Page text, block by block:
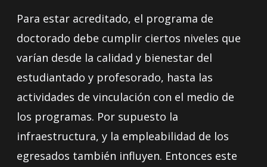
Para estar acreditado, el programa de
doctorado debe cumplir ciertos niveles que
varían desde la calidad y bienestar del
estudiantado y profesorado, hasta las
actividades de vinculación con el medio de
los programas. Por supuesto la
infraestructura, y la empleabilidad de los
egresados también influyen. Entonces este